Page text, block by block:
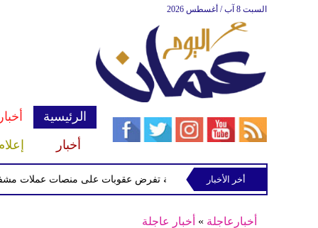
السبت 8 آب / أغسطس 2026
الرئيسية
أخبار
الخزانة الأميركية تفرض عقوبات على منصات عملات مشفرة
أخر الأخبار
أخبارعاجلة » أخبار عاجلة